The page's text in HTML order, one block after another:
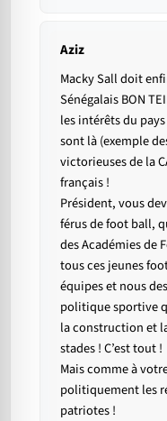
Aziz
Macky Sall doit
Sénégalais BON
les intérêts du
sont là (exemple
victorieuses de la
français !
Président, vous
férus de foot ball,
des Académies de
tous ces jeunes
équipes et nous
politique sportive
la construction et
stades ! C’est tout !
Mais comme à
politiquement les
patriotes !